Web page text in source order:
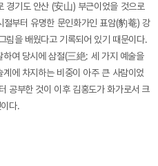
경기도 안산 (安山) 부근이었을 것으로
절부터 유명한 문인화가인 표암(豹菴) 강
을 배웠다고 기록되어 있기 때문이다.
하여 당시에 삼절(三絶: 세 가지 예술을
에 차지하는 비중이 아주 큰 사람이었
공부한 것이 이후 김홍도가 화가로서 크
다.